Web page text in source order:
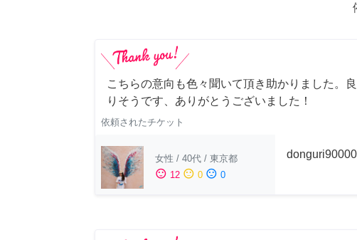
こちらの意向も色々聞いて頂き助かりました。
りそうです、ありがとうございました！
依頼されたチケット
女性 / 40代 / 東京都
sentiment_satisfied 12 sentiment_neutral 0 sentiment_dissatisfied 0